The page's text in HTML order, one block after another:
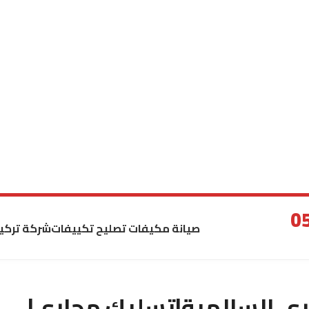
صيانة مكيفات تصليح تكييفاتشركة